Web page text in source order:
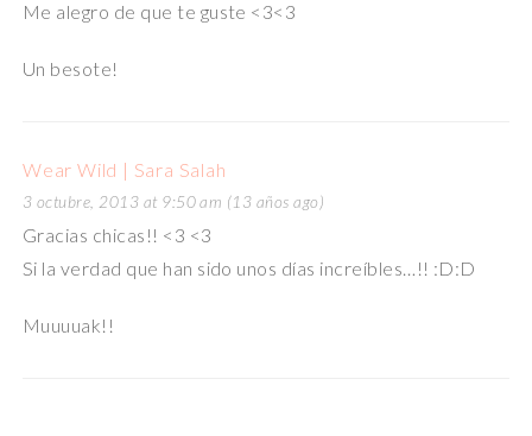
Me alegro de que te guste <3<3
Un besote!
Wear Wild | Sara Salah
3 octubre, 2013 at 9:50 am (13 años ago)
Gracias chicas!! <3 <3
Si la verdad que han sido unos días increíbles…!! :D:D
Muuuuak!!